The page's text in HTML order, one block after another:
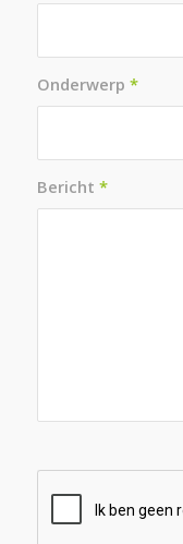
Onderwerp *
Bericht *